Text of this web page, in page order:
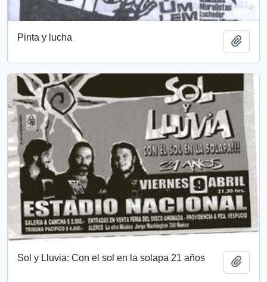
Pinta y lucha
Sol y Lluvia: Con el sol en la solapa 21 años